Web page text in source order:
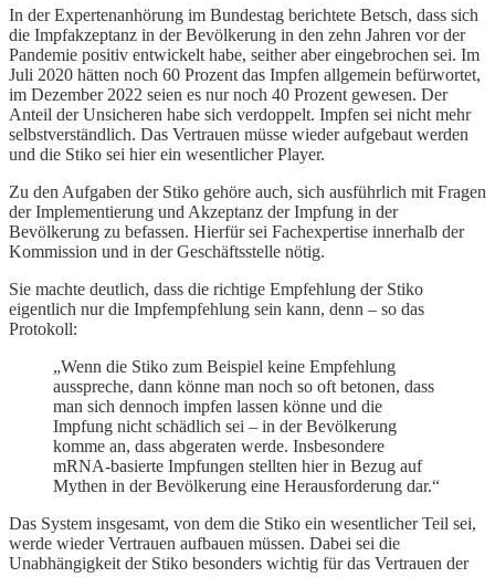
In der Expertenanhörung im Bundestag berichtete Betsch, dass sich
die Impfakzeptanz in der Bevölkerung in den zehn Jahren vor der
Pandemie positiv entwickelt habe, seither aber eingebrochen sei. Im
Juli 2020 hätten noch 60 Prozent das Impfen allgemein befürwortet,
im Dezember 2022 seien es nur noch 40 Prozent gewesen. Der
Anteil der Unsicheren habe sich verdoppelt. Impfen sei nicht mehr
selbstverständlich. Das Vertrauen müsse wieder aufgebaut werden
und die Stiko sei hier ein wesentlicher Player.
Zu den Aufgaben der Stiko gehöre auch, sich ausführlich mit Fragen
der Implementierung und Akzeptanz der Impfung in der
Bevölkerung zu befassen. Hierfür sei Fachexpertise innerhalb der
Kommission und in der Geschäftsstelle nötig.
Sie machte deutlich, dass die richtige Empfehlung der Stiko
eigentlich nur die Impfempfehlung sein kann, denn – so das
Protokoll:
„Wenn die Stiko zum Beispiel keine Empfehlung
ausspreche, dann könne man noch so oft betonen, dass
man sich dennoch impfen lassen könne und die
Impfung nicht schädlich sei – in der Bevölkerung
komme an, dass abgeraten werde. Insbesondere
mRNA-basierte Impfungen stellten hier in Bezug auf
Mythen in der Bevölkerung eine Herausforderung dar.“
Das System insgesamt, von dem die Stiko ein wesentlicher Teil sei,
werde wieder Vertrauen aufbauen müssen. Dabei sei die
Unabhängigkeit der Stiko besonders wichtig für das Vertrauen der